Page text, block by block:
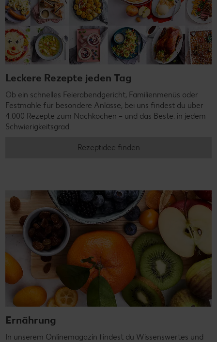
Leckere Rezepte jeden Tag
Ob ein schnelles Feierabendgericht, Familienmenüs oder
Festmahle für besondere Anlässe, bei uns findest du über
4.000 Rezepte zum Nachkochen – und das Beste: in jedem
Schwierigkeitsgrad.
Rezeptidee finden
Ernährung
In unserem Onlinemagazin findest du Wissenswertes und